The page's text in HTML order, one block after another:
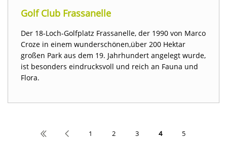
Golf Club Frassanelle
Der 18-Loch-Golfplatz Frassanelle, der 1990 von Marco
Croze in einem wunderschönen,über 200 Hektar
großen Park aus dem 19. Jahrhundert angelegt wurde,
ist besonders eindrucksvoll und reich an Fauna und
Flora.
1 2 3 4 5